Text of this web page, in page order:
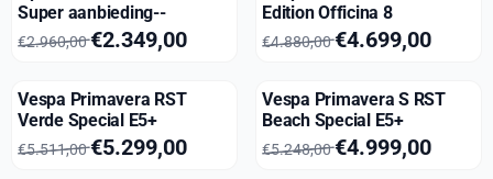
Super aanbieding--
Van 2 960,00 voor 2 349,00
€2.960,00€2.349,00
Edition Officina 8
Van 4 880,00 voor 4 699,00
€4.880,00€4.699,00
Vespa Primavera RST
Verde Special E5+
Van 5 511,00 voor 5 299,00
€5.511,00€5.299,00
Vespa Primavera S RST
Beach Special E5+
Van 5 248,00 voor 4 999,00
€5.248,00€4.999,00